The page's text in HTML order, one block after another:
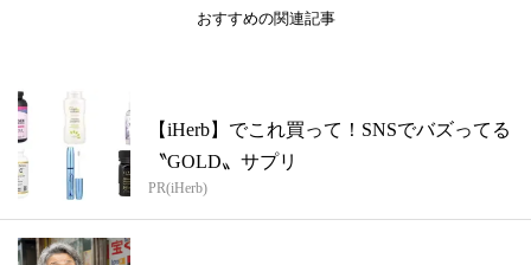
おすすめの関連記事
【iHerb】でこれ買って！SNSでバズってる
〝GOLD〟サプリ
PR(iHerb)